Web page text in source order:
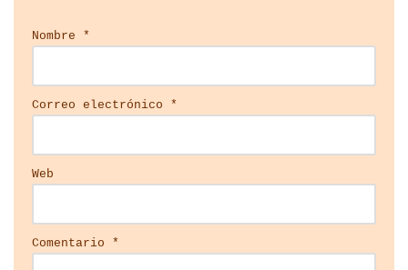
Nombre *
Correo electrónico *
Web
Comentario *